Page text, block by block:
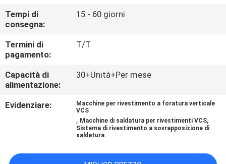
CONTATTICI
NOTIZIE
RICHIEDA
UNA
Tempi di
consegna:
15 - 60 giorni
Termini di
pagamento:
T/T
Capacità di
alimentazione:
30+Unità+Per mese
Evidenziare:
Macchine per rivestimento a foratura verticale
VCS
, Macchine di saldatura per rivestimenti VCS,
Sistema di rivestimento a sovrapposizione di
saldatura